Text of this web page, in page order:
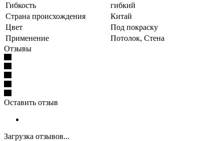
Гибкость
гибкий
Страна происхождения
Китай
Цвет
Под покраску
Применение
Потолок, Стена
Отзывы
Оставить отзыв
Загрузка отзывов...